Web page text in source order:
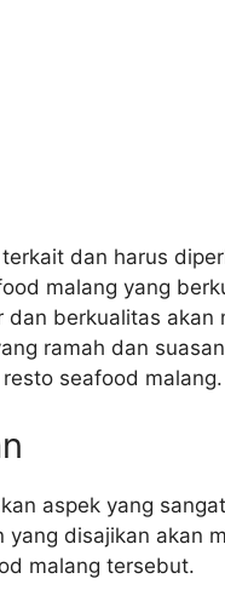
dan harus
malang yang
dan berkualitas
ramah dan
seafood malang.
aspek yang
yang disajikan akan
malang tersebut.